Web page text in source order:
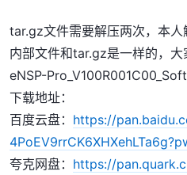
tar.gz文件需要解压两次，本人
内部文件和tar.gz是一样的，
eNSP-
下载地址：
百度云盘： https://
夸克网盘： https://